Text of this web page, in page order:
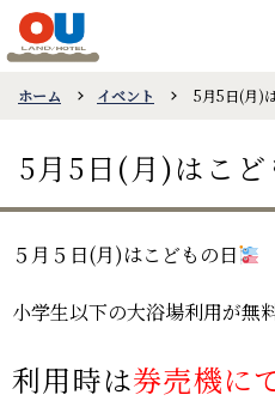
ホーム イベント 5月5日(月)
5月5日(月)はこど
５月５日(月)はこどもの日
小学生以下の大浴場利用が無
利用時は券売機に